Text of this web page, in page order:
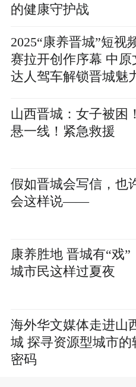
的健康守护战
2025“康养晋城”短视
赛拉开创作序幕 中原
达人驾车解锁晋城魅
山西晋城：女子被困
悬一线！紧急救援
假如晋城会写信，也
会这样说——
康养胜地 晋城有“戏”
城市民这样过夏夜
海外华文媒体走进山
城 探寻资源型城市的
密码